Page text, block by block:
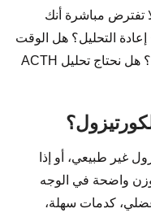
تفترض مباشرة أنك
التحليل؟ هل الوقت
مناسب؟ هل هناك دواء أثر على النتيجة؟ هل نحتاج تحليل ACTH
غير طبيعي، أو إذا
واضحة في الوجه
كدمات سهلة،